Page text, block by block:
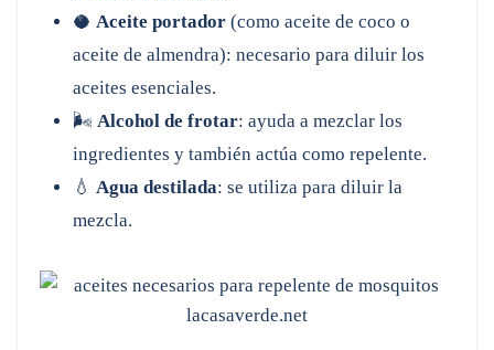
🥥 Aceite portador (como aceite de coco o
aceite de almendra): necesario para diluir los
aceites esenciales.
🌬️ Alcohol de frotar: ayuda a mezclar los
ingredientes y también actúa como repelente.
💧 Agua destilada: se utiliza para diluir la
mezcla.